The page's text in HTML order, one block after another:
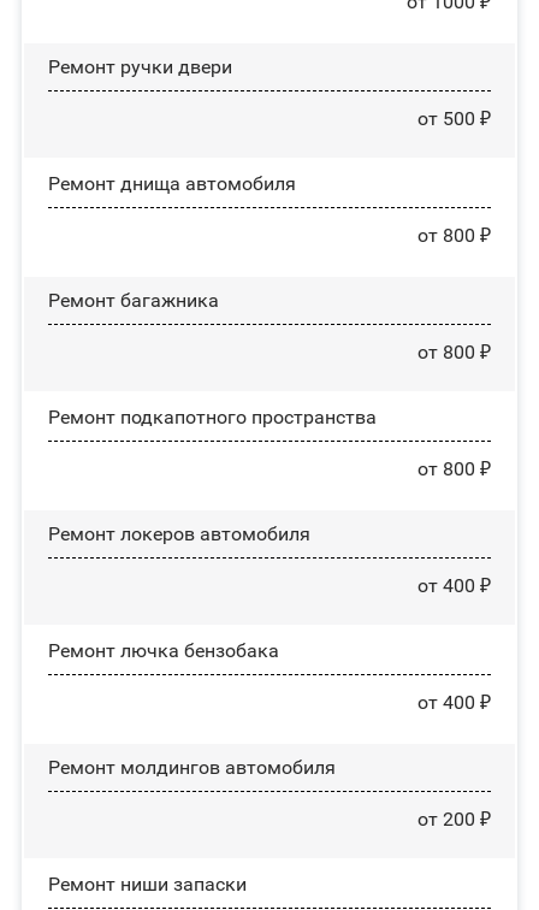
Ремонт ручки двери
от 500 ₽
Ремонт днища автомобиля
от 800 ₽
Ремонт багажника
от 800 ₽
Ремонт подкапотного пространства
от 800 ₽
Ремонт лoĸepoв автомобиля
от 400 ₽
Ремонт лючка бензобака
от 400 ₽
Ремонт молдингов автомобиля
от 200 ₽
Ремонт ниши запаски